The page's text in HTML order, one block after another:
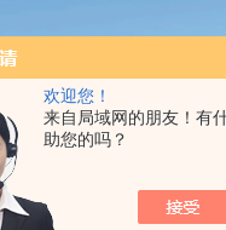
欢迎您！
来自局域网的朋友！有
助您的吗？
我的位置： >产品